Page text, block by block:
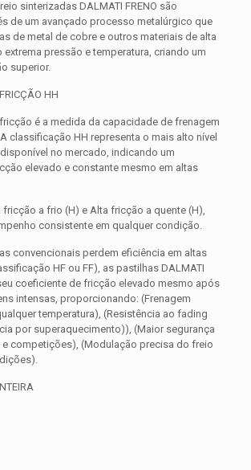
sinterizadas DALMATI FRENO são
de um avançado processo metalúrgico que
de metal de cobre e outros materiais de alta
pressão e temperatura, criando um
superior.
HH
é a medida da capacidade de frenagem
classificação HH representa o mais alto nível
no mercado, indicando um
elevado e constante mesmo em altas
a frio (H) e Alta fricção a quente (H),
consistente em qualquer condição.
convencionais perdem eficiência em altas
HF ou FF), as pastilhas DALMATI
coeficiente de fricção elevado mesmo após
intensas, proporcionando: (Frenagem
temperatura), (Resistência ao fading
por superaquecimento)), (Maior segurança
e competições), (Modulação precisa do freio